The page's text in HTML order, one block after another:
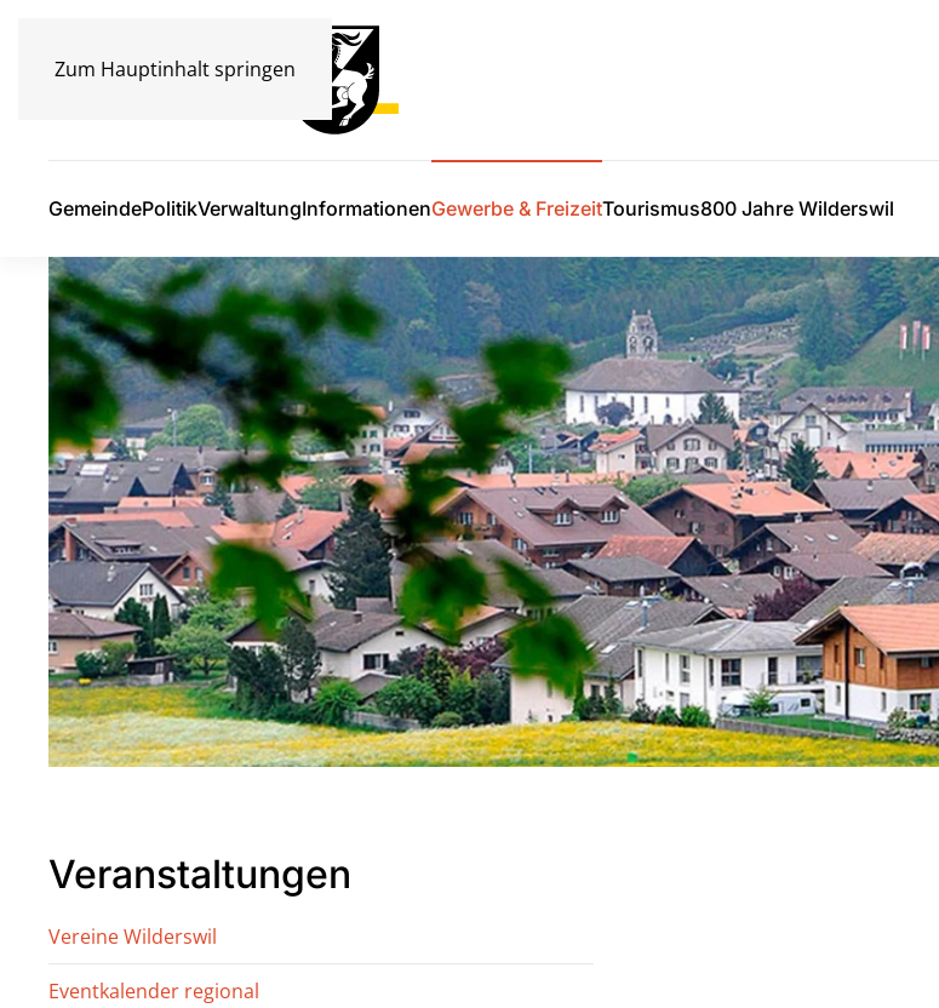
Zum Hauptinhalt springen
GemeindePolitikVerwaltungInformationenGewerbe & FreizeitTourismus800 Jahre Wilderswil
Veranstaltungen
Vereine Wilderswil
Eventkalender regional